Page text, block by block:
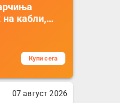
кабли,
заштита
заштита на
за
заштита на
Купи сега
07 август 2026